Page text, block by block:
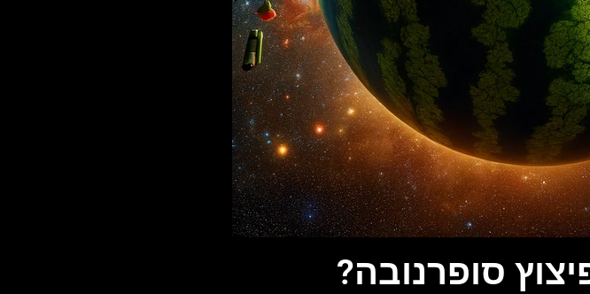
סופרנובה?